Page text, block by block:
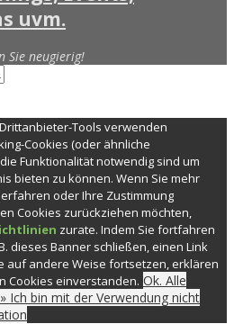
Sie neugierig!
Tools verwenden
Cookies (oder ähnliche
Funktionalität notwendig sind um
bieten zu können. Wenn Sie mehr
oder Ihre Zustimmung
Cookies zurückziehen möchten,
zurate. Indem Sie fortfahren
dieses Banner schließen, einen Link
auf andere Weise fortsetzen, erklären
Cookies einverstanden. Ok. Alle
Ich bin mit der Verwendung nicht